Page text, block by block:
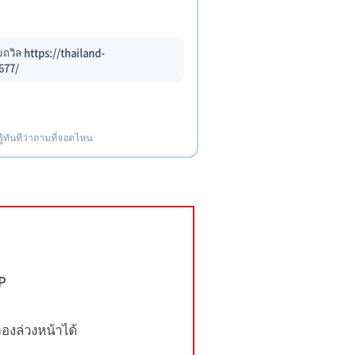
วิล https://thailand-
ทันทีว่าถามที่จอดไหน
งล่วงหน้าได้